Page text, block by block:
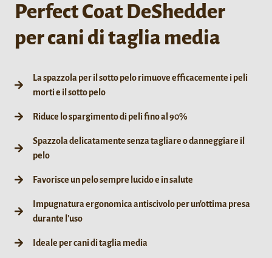
Perfect Coat DeShedder
per cani di taglia media
La spazzola per il sotto pelo rimuove efficacemente i peli
morti e il sotto pelo
Riduce lo spargimento di peli fino al 90%
Spazzola delicatamente senza tagliare o danneggiare il
pelo
Favorisce un pelo sempre lucido e in salute
Impugnatura ergonomica antiscivolo per un'ottima presa
durante l'uso
Ideale per cani di taglia media